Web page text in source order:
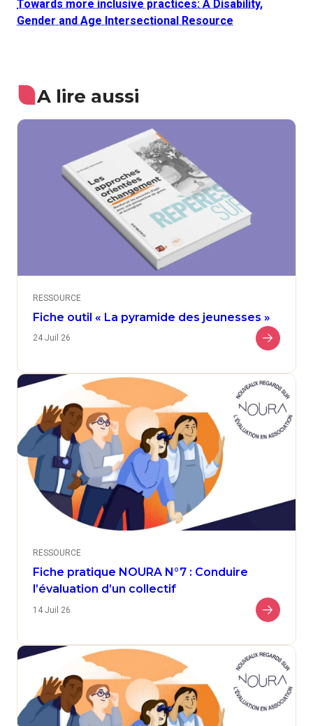
Towards more inclusive practices: A Disability,
Gender and Age Intersectional Resource
A lire aussi
RESSOURCE
Fiche outil « La pyramide des jeunesses »
24 Juil 26
RESSOURCE
Fiche pratique NOURA N°7 : Conduire
l’évaluation d’un collectif
14 Juil 26